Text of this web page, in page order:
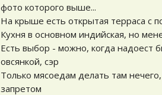
фото которого выше...
На крыше есть открытая терраса с
Кухня в основном индийская, но
Есть выбор - можно, когда
овсянкой, сэр
Только мясоедам делать там
запретом